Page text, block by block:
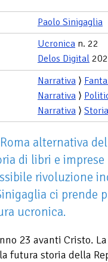
Paolo Sinigaglia
Ucronica n. 22
Delos Digital
Narrativa ⟩
Narrativa ⟩
Narrativa ⟩
alternativa
di libri e
rivoluzione
ci prende
ucronica.
23 avanti Cristo.
futura storia della